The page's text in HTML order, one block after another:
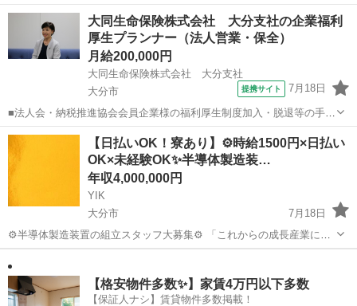
きなどをお任せします。 家庭訪問ではなく、会員である法人企業様へ
と出向き、当社のお薦めするプランのご案内などがメイン。個人宅訪
問や知人・友人への保険勧誘は一切あ...
大分 大分市 代理店営業
大同生命保険株式会社 大分支社の企業福利
厚生プランナー（法人営業・保全）
月給200,000円
大同生命保険株式会社 大分支社
大分市
提携サイト 7月18日
■法人会・納税推進協会会員企業様の福利厚生制度加入・脱退等の手続
きなどをお任せします。 家庭訪問ではなく、会員である法人企業様へ
と出向き、当社のお薦めするプランのご案内などがメイン。個人宅訪
問や知人・友人への保険勧誘は一切あ...
大分 大分市 代理店営業
【日払いOK！寮あり】⚙️時給1500円×日払い
OK×未経験OK✨半導体製造装…
年収4,000,000円
YIK
大分市
7月18日
⚙️半導体製造装置の組立スタッフ大募集⚙️ 「これからの成長産業に携
わりたい」「モクモク作業が好き」そんな方にぴったりのお仕事です
😊 ✅お仕事内容（詳しく紹介します！） 半導体製造装置に関わる、
幅広い工程をお任せ...【格安物件多数✨】家賃4万円以下多数
【保証人ナシ】賃貸物件多数掲載！